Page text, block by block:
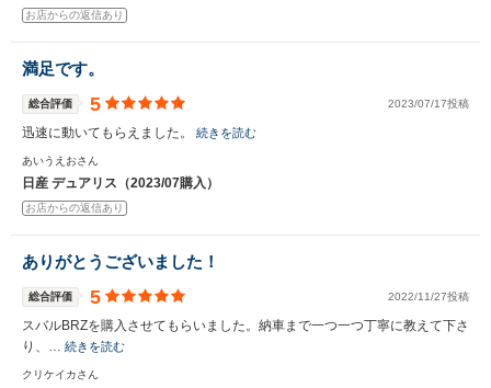
お店からの返信あり
満足です。
総合評価 5 2023/07/17投稿
迅速に動いてもらえました。 続きを読む
あいうえおさん
日産 デュアリス（2023/07購入）
お店からの返信あり
ありがとうございました！
総合評価 5 2022/11/27投稿
スバルBRZを購入させてもらいました。納車まで一つ一つ丁寧に教えて下さ
り、… 続きを読む
クリケイカさん